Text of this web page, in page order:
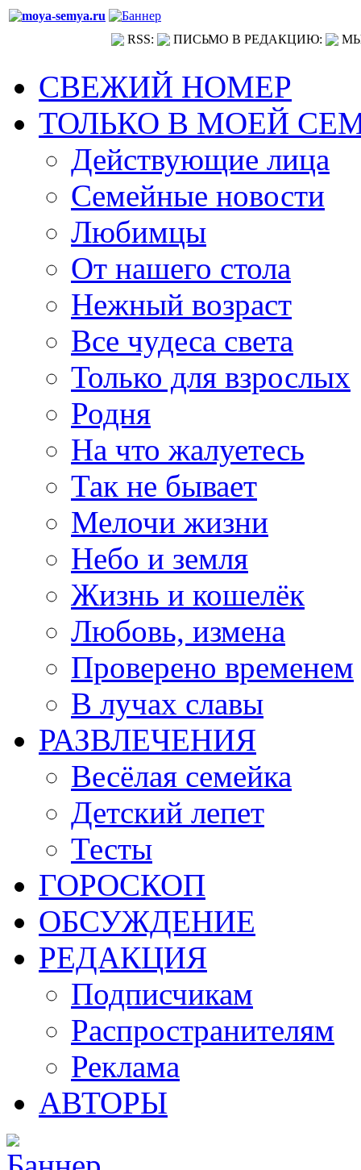
RSS: ПИСЬМО В РЕДАКЦИЮ:
СВЕЖИЙ НОМЕР
ТОЛЬКО В МОЕЙ
Действующие лица
Семейные новости
Любимцы
От нашего стола
Нежный возраст
Все чудеса света
Только для взрослых
Родня
На что жалуетесь
Так не бывает
Мелочи жизни
Небо и земля
Жизнь и кошелёк
Любовь, измена
Проверено временем
В лучах славы
РАЗВЛЕЧЕНИЯ
Весёлая семейка
Детский лепет
Тесты
ГОРОСКОП
ОБСУЖДЕНИЕ
РЕДАКЦИЯ
Подписчикам
Распространителям
Реклама
АВТОРЫ